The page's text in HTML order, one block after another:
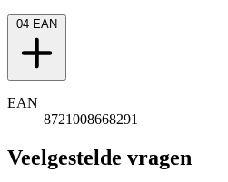
04 EAN
EAN
8721008668291
Veelgestelde vragen